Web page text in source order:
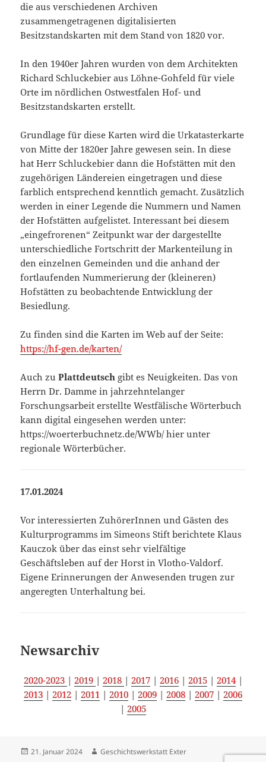
die aus verschiedenen Archiven
zusammengetragenen digitalisierten
Besitzstandskarten mit dem Stand von 1820 vor.
In den 1940er Jahren wurden von dem Architekten
Richard Schluckebier aus Löhne-Gohfeld für viele
Orte im nördlichen Ostwestfalen Hof- und
Besitzstandskarten erstellt.
Grundlage für diese Karten wird die Urkatasterkarte
von Mitte der 1820er Jahre gewesen sein. In diese
hat Herr Schluckebier dann die Hofstätten mit den
zugehörigen Ländereien eingetragen und diese
farblich entsprechend kenntlich gemacht. Zusätzlich
werden in einer Legende die Nummern und Namen
der Hofstätten aufgelistet. Interessant bei diesem
„eingefrorenen“ Zeitpunkt war der dargestellte
unterschiedliche Fortschritt der Markenteilung in
den einzelnen Gemeinden und die anhand der
fortlaufenden Nummerierung der (kleineren)
Hofstätten zu beobachtende Entwicklung der
Besiedlung.
Zu finden sind die Karten im Web auf der Seite:
https://hf-gen.de/karten/
Auch zuPlattdeutsch gibt es Neuigkeiten. Das von
Herrn Dr. Damme in jahrzehntelanger
Forschungsarbeit erstellte Westfälische Wörterbuch
kann digital eingesehen werden unter:
https://woerterbuchnetz.de/WWb/ hier unter
regionale Wörterbücher.
17.01.2024
Vor interessierten ZuhörerInnen und Gästen des
Kulturprogramms im Simeons Stift berichtete Klaus
Kauczok über das einst sehr vielfältige
Geschäftsleben auf der Horst in Vlotho-Valdorf.
Eigene Erinnerungen der Anwesenden trugen zur
angeregten Unterhaltung bei.
Newsarchiv
2020-2023 | 2019 | 2018 | 2017| 2016| 2015| 2014|
2013 | 2012 | 2011 | 2010 | 2009 | 2008 | 2007 | 2006
| 2005
Veröffentlicht
21. Januar 2024 Autor
Geschichtswerkstatt Exter